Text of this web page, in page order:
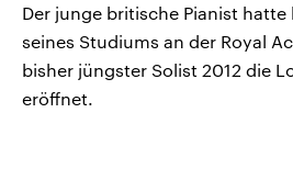
Der junge britische Pianist
seines Studiums an der Royal
bisher jüngster Solist 2012 die
eröffnet.